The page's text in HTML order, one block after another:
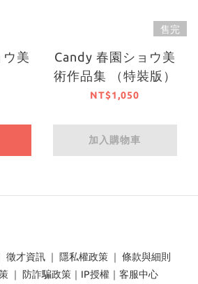
美
售完
Candy 春園ショウ美
術作品集 （特裝版）
NT$1,050
加入購物車
徵才資訊 ｜ 隱私權政策 ｜ 條款與細則
｜ 防詐騙政策 ｜ IP授權 ｜ 客服中心